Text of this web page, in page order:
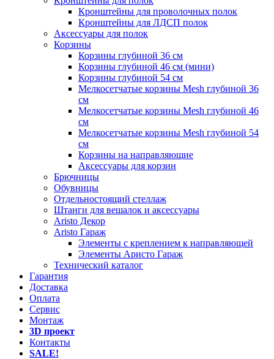
Кронштейны для проволочных полок
Кронштейны для ЛДСП полок
Аксессуары для полок
Корзины
Корзины глубиной 36 см
Корзины глубиной 46 см (мини)
Корзины глубиной 54 см
Мелкосетчатые корзины Mesh глубиной 36
см
Мелкосетчатые корзины Mesh глубиной 46
см
Мелкосетчатые корзины Mesh глубиной 54
см
Корзины на направляющие
Аксессуары для корзин
Брючницы
Обувницы
Отдельностоящий стеллаж
Штанги для вешалок и аксессуары
Aristo Декор
Aristo Гараж
Элементы с креплением к направляющей
Элементы Аристо Гараж
Технический каталог
Гарантия
Доставка
Оплата
Сервис
Монтаж
3D проект
Контакты
SALE!